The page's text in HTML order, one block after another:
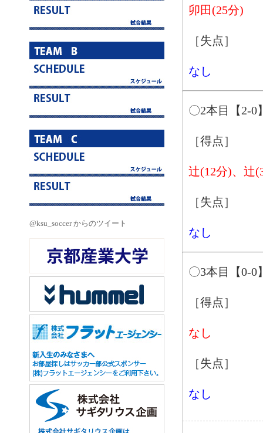
@ksu_soccer からのツイート
卯田(25分)
［失点］
なし
〇2本目【2-0
［得点］
辻(12分)、辻
［失点］
なし
〇3本目【0-0
［得点］
なし
［失点］
なし